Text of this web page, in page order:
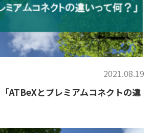
2021.08.19
ATBeXとプレミアムコネクトの違